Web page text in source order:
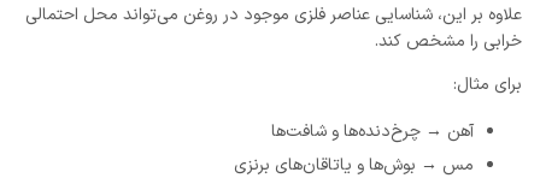
علاوه بر این، شناسایی عناصر فلزی موجود در روغن می‌تواند محل احتمالی
خرابی را مشخص کند.
برای مثال:
آهن → چرخ‌دنده‌ها و شافت‌ها
مس → بوش‌ها و یاتاقان‌های برنزی